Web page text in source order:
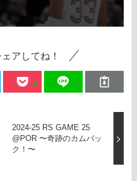
アしてね！
2024-25 RS GAME 25
@POR 〜奇跡のカムバッ
ク！〜